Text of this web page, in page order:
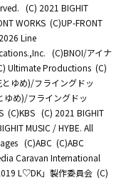
(C) 2021 BIGHIT
WORKS (C)UP-FRONT
Line
(C)BNOI/アイナ
Ultimate Productions (C)
ゆめ)/フライングドッ
ゆめ)/フライングドッ
(C)KBS (C) 2021 BIGHIT
MUSIC / HYBE. All
(C)ABC (C)ABC
Caravan International
L♡DK」製作委員会 (C)